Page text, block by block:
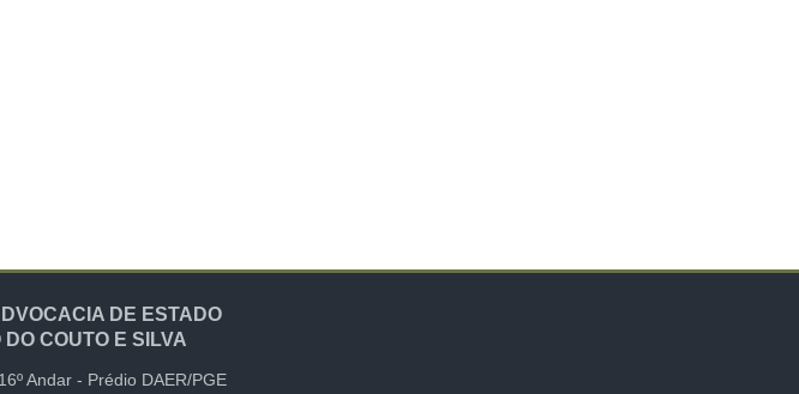
DE ESTADO
COUTO E SILVA
16º Andar - Prédio DAER/PGE